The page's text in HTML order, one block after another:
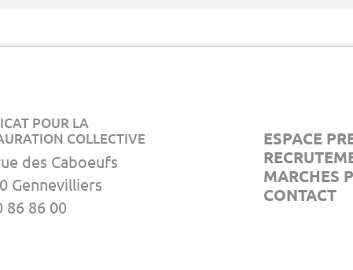
POUR LA
COLLECTIVE
des Caboeufs
Gennevilliers
86 86 00
ESPACE
MARCHES
CONTACT